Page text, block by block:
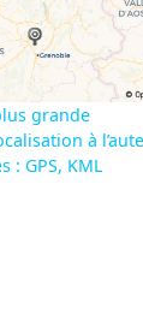
grande
à
: GPS, KML